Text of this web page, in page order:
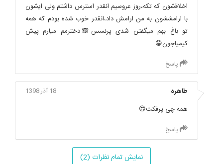
اخلاقشون که تکه،روز عروسیم انقدر استرس داشتم ولی ایشون
با ارامششون به من ارامش داد،انقدر خوب شده بودم که همه
تو باغ بهم میگفتن شدی پرنسس🙈دخترمم میارم پیش
کیمیاجون😁
پاسخ
طاهره 18 آذر 1398
همه چی پرفکت😍
پاسخ
نمایش تمام نظرات (2)